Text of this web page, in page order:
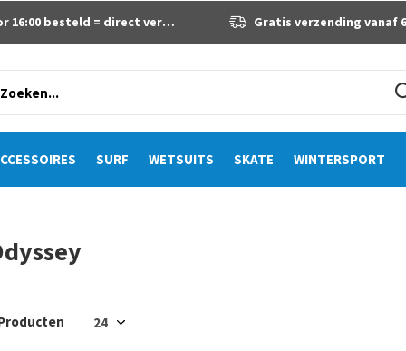
SURF WETSUITS SKATE WINTERSPORT
16:00 besteld = direct verzonden Gratis verzending vanaf 60 euro